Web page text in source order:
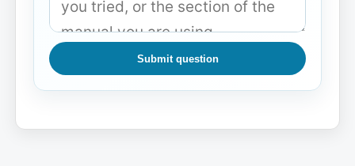
Submit question